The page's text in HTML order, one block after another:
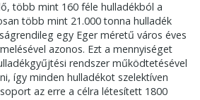
több mint 160 féle hulladékból a
több mint 21.000 tonna hulladék
egy Eger méretű város éves
azonos. Ezt a mennyiséget
rendszer működtetésével
így minden hulladékot szelektíven
az erre a célra létesített 1800